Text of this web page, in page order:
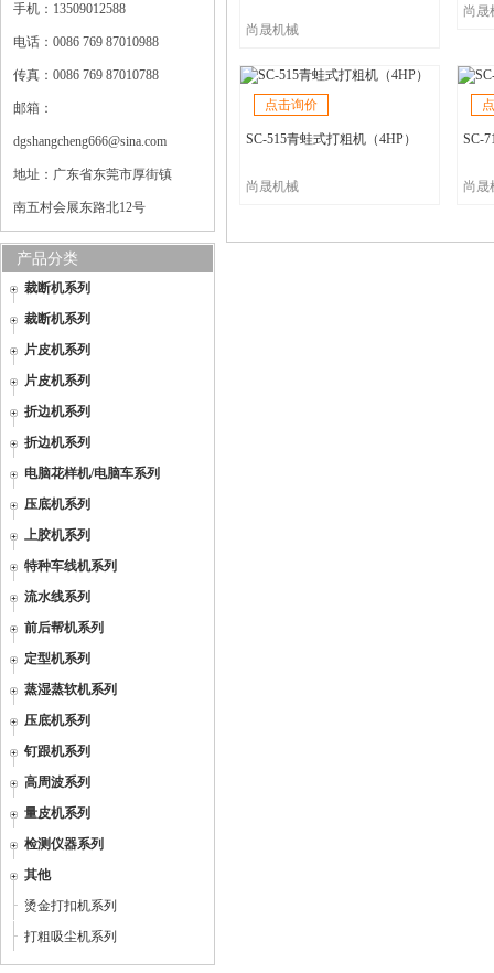
手机：13509012588
电话：0086 769 87010988
传真：0086 769 87010788
邮箱：
dgshangcheng666@sina.com
地址：广东省东莞市厚街镇
南五村会展东路北12号
产品分类
裁断机系列
裁断机系列
片皮机系列
片皮机系列
折边机系列
折边机系列
电脑花样机/电脑车系列
压底机系列
上胶机系列
特种车线机系列
流水线系列
前后帮机系列
定型机系列
蒸湿蒸软机系列
压底机系列
钉跟机系列
高周波系列
量皮机系列
检测仪器系列
其他
烫金打扣机系列
打粗吸尘机系列
尚晟机械
尚晟
点击询价
SC-515青蛙式打粗机（4HP）
尚晟机械
SC-
尚晟